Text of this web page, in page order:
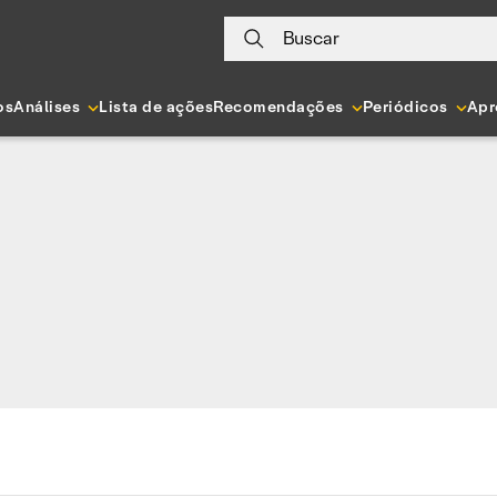
Buscar
Análises Lista de açõesRecomendações Periódicos